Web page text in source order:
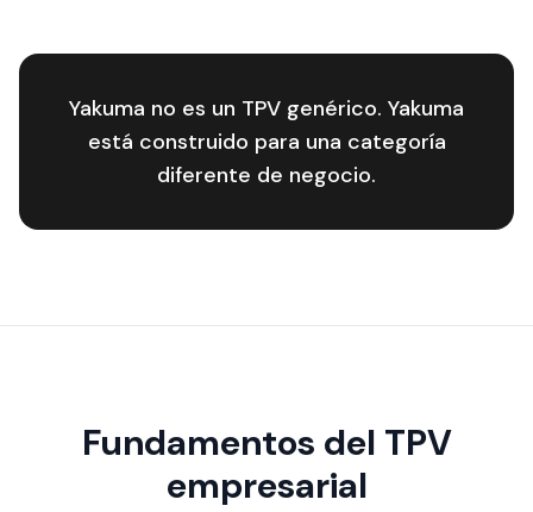
Yakuma no es un TPV genérico. Yakuma
está construido para una categoría
diferente de negocio.
Fundamentos del TPV
empresarial